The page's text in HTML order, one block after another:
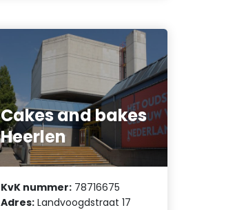
Cakes and bakes
Heerlen
KvK nummer: 78716675
Adres: Landvoogdstraat 17